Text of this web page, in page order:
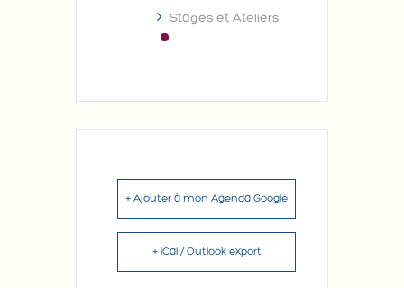
Stages et Ateliers
+ Ajouter à mon Agenda Google
+ iCal / Outlook export